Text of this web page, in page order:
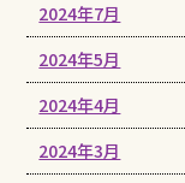
2024年7月
2024年5月
2024年4月
2024年3月